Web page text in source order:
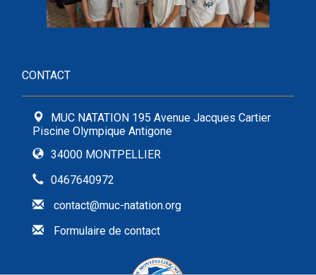
CONTACT
MUC NATATION 195 Avenue Jacques Cartier
Piscine Olympique Antigone
34000 MONTPELLIER
0467640972
contact@muc-natation.org
Formulaire de contact